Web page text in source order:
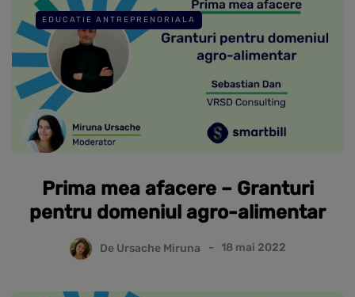
EDUCATIE ANTREPRENORIALA
Prima mea afacere – Granturi
pentru domeniul agro-alimentar
De Ursache Miruna 18 mai 2022